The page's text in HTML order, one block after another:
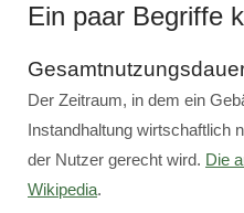
Ein paar Begriffe
Der Zeitraum, in dem ein
Instandhaltung wirtschaftlich
der Nutzer gerecht wird. Die
Wikipedia.